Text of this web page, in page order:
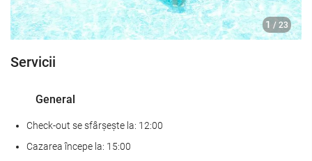
1 / 23
Servicii
General
Check-out se sfârșește la: 12:00
Cazarea începe la: 15:00